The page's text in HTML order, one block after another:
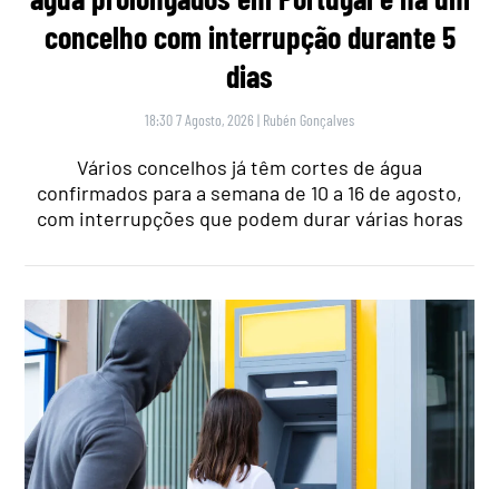
concelho com interrupção durante 5
dias
18:30 7 Agosto, 2026 | Rubén Gonçalves
Vários concelhos já têm cortes de água
confirmados para a semana de 10 a 16 de agosto,
com interrupções que podem durar várias horas